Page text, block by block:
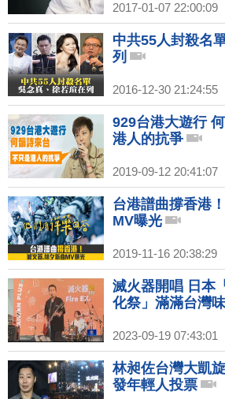
2017-01-07 22:00:09
中共55人封殺名
列
2016-12-30 21:24:55
929台港大遊行
港人的抗爭
2019-09-12 20:41:07
台港譜曲撐香港
MV曝光
2019-11-16 20:38:29
滅火器開唱 日本
化祭」滿滿台灣味
2023-09-19 07:43:01
林昶佐台灣大凱
發年輕人投票